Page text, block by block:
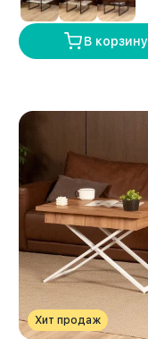
В корзину
Хит продаж